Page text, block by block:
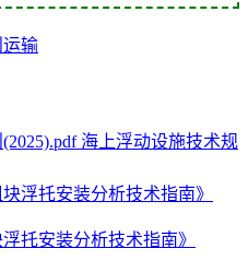
运输
海上浮动设施技术规
托安装分析技术指南》